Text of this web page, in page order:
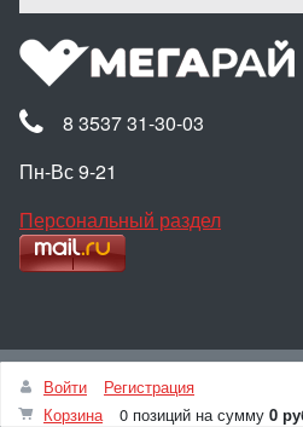
8 3537 31-30-03
Пн-Вс 9-21
Персональный раздел
©
Войти
Регистрация
Корзина
0 позиций на сумму 0